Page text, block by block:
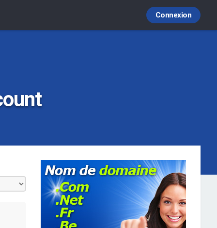
Connexion